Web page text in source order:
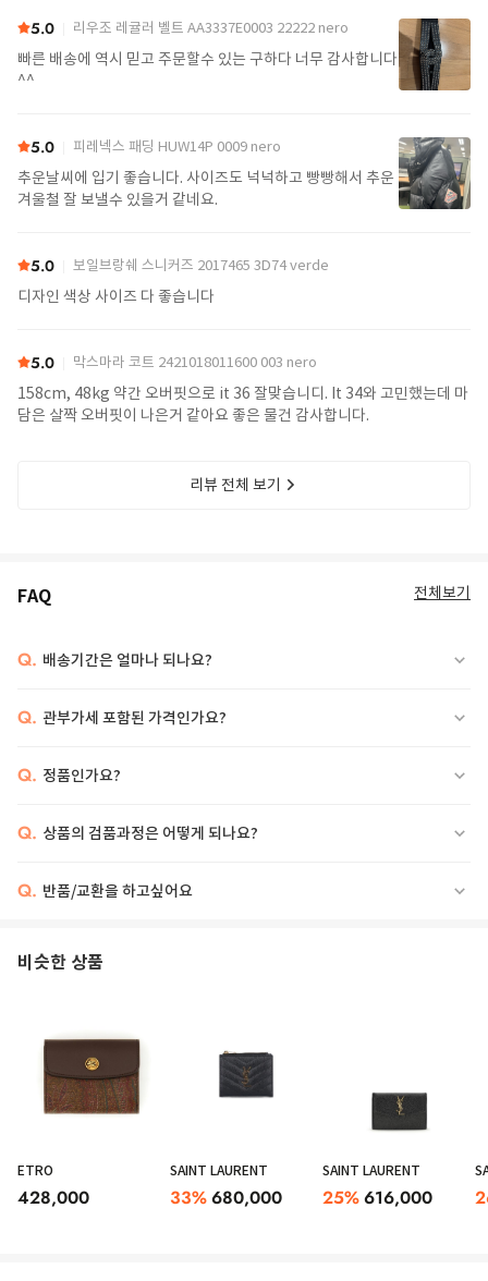
5.0 리우조 레귤러 벨트 AA3337E0003 22222 nero
빠른 배송에 역시 믿고 주문할수 있는 구하다 너무 감사합니다
^^
5.0 피레넥스 패딩 HUW14P 0009 nero
추운날씨에 입기 좋습니다. 사이즈도 넉넉하고 빵빵해서 추운
겨울철 잘 보낼수 있을거 같네요.
5.0 보일브랑쉐 스니커즈 2017465 3D74 verde
디자인 색상 사이즈 다 좋습니다
5.0 막스마라 코트 2421018011600 003 nero
158cm, 48kg 약간 오버핏으로 it 36 잘맞습니디. It 34와 고민했는데 마
담은 살짝 오버핏이 나은거 같아요 좋은 물건 감사합니다.
리뷰 전체 보기
FAQ 전체보기
Q. 배송기간은 얼마나 되나요?
Q. 관부가세 포함된 가격인가요?
Q. 정품인가요?
Q. 상품의 검품과정은 어떻게 되나요?
Q. 반품/교환을 하고싶어요
비슷한 상품
ETRO
428,000
SAINT LAURENT
33%680,000
SAINT LAURENT
25%616,000